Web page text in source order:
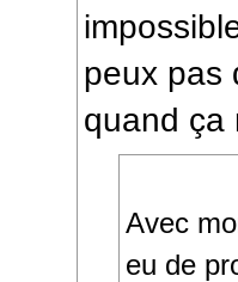
peux pas
quand ça
Avec
eu de